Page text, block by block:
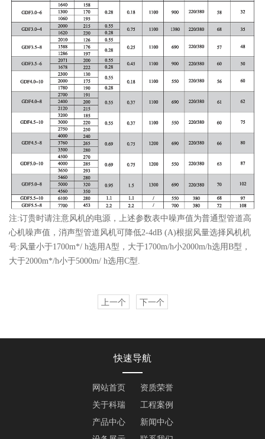
注:订贵时请注意风机的电源，上述参数表中噪声值为普通型管道高
心机噪声值，消声型管道风机可降低2-4dB (A)根据风量选择风机机
号:风量小于1700m*/ h选用A型，大于1700m/h小2000m/h选用B型，
大于2000m*/h小于5000m/ h选用C型.
上一个 下一个
快速导航
网站首页
资质荣誉
关于科瑞
工程案例
产品中心
新闻中心